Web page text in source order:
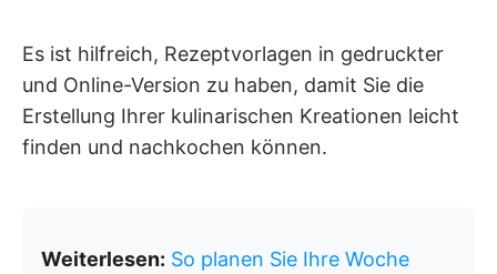
Es ist hilfreich, Rezeptvorlagen in gedruckter
und Online-Version zu haben, damit Sie die
Erstellung Ihrer kulinarischen Kreationen leicht
finden und nachkochen können.
Weiterlesen: So planen Sie Ihre Woche